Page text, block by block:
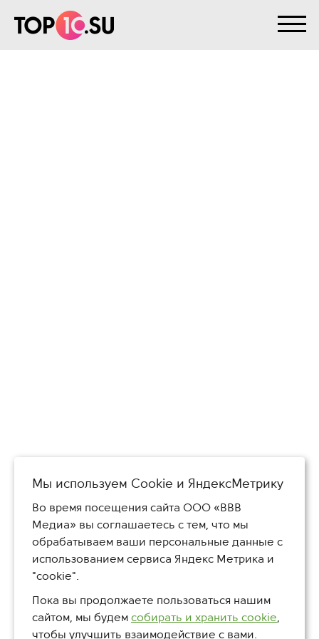
На главную
OTDOHNI.SU
Мы используем Сookie и ЯндексМетрику
Во время посещения сайта ООО «ВВВ
Медиа» вы соглашаетесь с тем, что мы
обрабатываем ваши персональные данные с
использованием сервиса Яндекс Метрика и
"cookie".
Пока вы продолжаете пользоваться нашим
сайтом, мы будем собирать и хранить cookie,
чтобы улучшить взаимодействие с вами.